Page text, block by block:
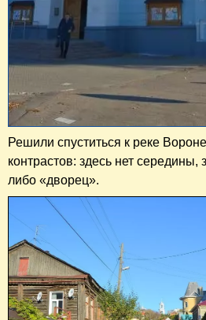
Решили спуститься к реке
контрастов: здесь нет середины,
либо «дворец».